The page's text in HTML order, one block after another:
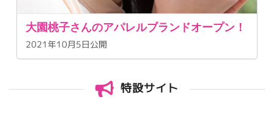
大園桃子さんのアパレルブランドオープン！
2021年10月5日公開
特設サイト